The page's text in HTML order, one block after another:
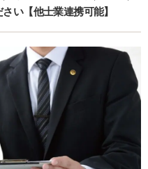
い【他士業連携可能】